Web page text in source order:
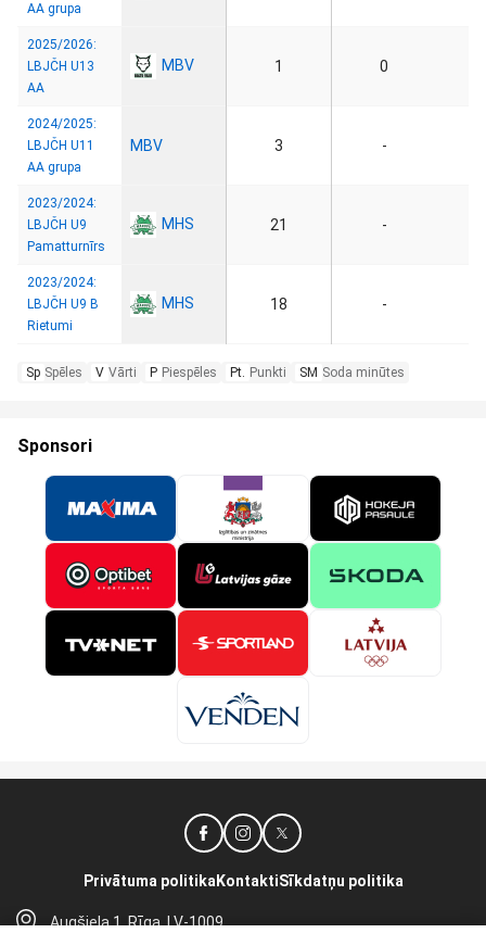
AA grupa
2025/2026:
LBJČH U13
AA
MBV 1 0
2024/2025:
LBJČH U11
AA grupa
MBV 3 -
2023/2024:
LBJČH U9
Pamatturnīrs
MHS 21 -
2023/2024:
LBJČH U9 B
Rietumi
MHS 18 -
Sp Spēles V Vārti P Piespēles Pt. Punkti SM Soda minūtes
Sponsori
Augšiela 1, Rīga, LV-1009
Privātuma politika KontaktiSīkdatņu politika